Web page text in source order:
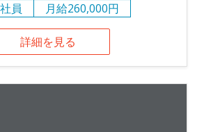
員
月給260,000円
詳細を見る